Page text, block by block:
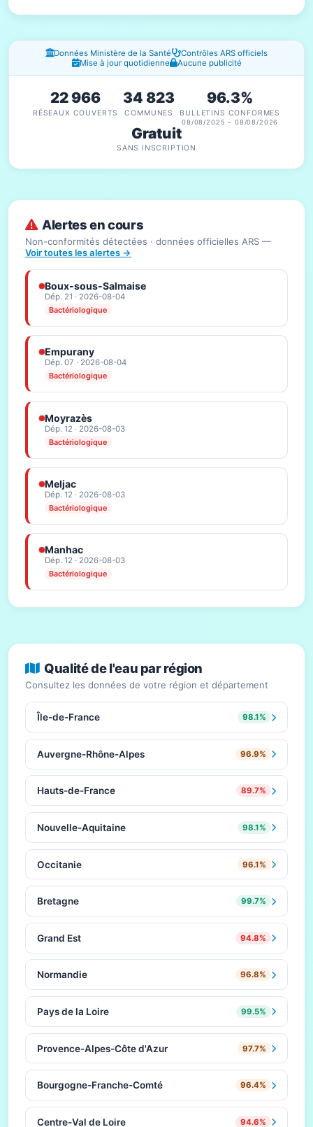
Fenêtres d'information
Données Ministère de la Santé
Contrôles ARS officiels
Mise à jour quotidienne
Aucune publicité
22 966
RÉSEAUX COUVERTS
34 823
COMMUNES
96.3%
BULLETINS CONFORMES
08/08/2025 – 08/08/2026
Gratuit
SANS INSCRIPTION
Alertes en cours
Non-conformités détectées · données officielles ARS —
Voir toutes les alertes →
Boux-sous-Salmaise
Dép. 21 · 2026-08-04
Bactériologique
Empurany
Dép. 07 · 2026-08-04
Bactériologique
Moyrazès
Dép. 12 · 2026-08-03
Bactériologique
Meljac
Dép. 12 · 2026-08-03
Bactériologique
Manhac
Dép. 12 · 2026-08-03
Bactériologique
Qualité de l'eau par région
Consultez les données de votre région et département
Île-de-France 98.1%
Auvergne-Rhône-Alpes 96.9%
Hauts-de-France 89.7%
Nouvelle-Aquitaine 98.1%
Occitanie 96.1%
Bretagne 99.7%
Grand Est 94.8%
Normandie 96.8%
Pays de la Loire 99.5%
Provence-Alpes-Côte d'Azur 97.7%
Bourgogne-Franche-Comté 96.4%
Centre-Val de Loire 94.6%